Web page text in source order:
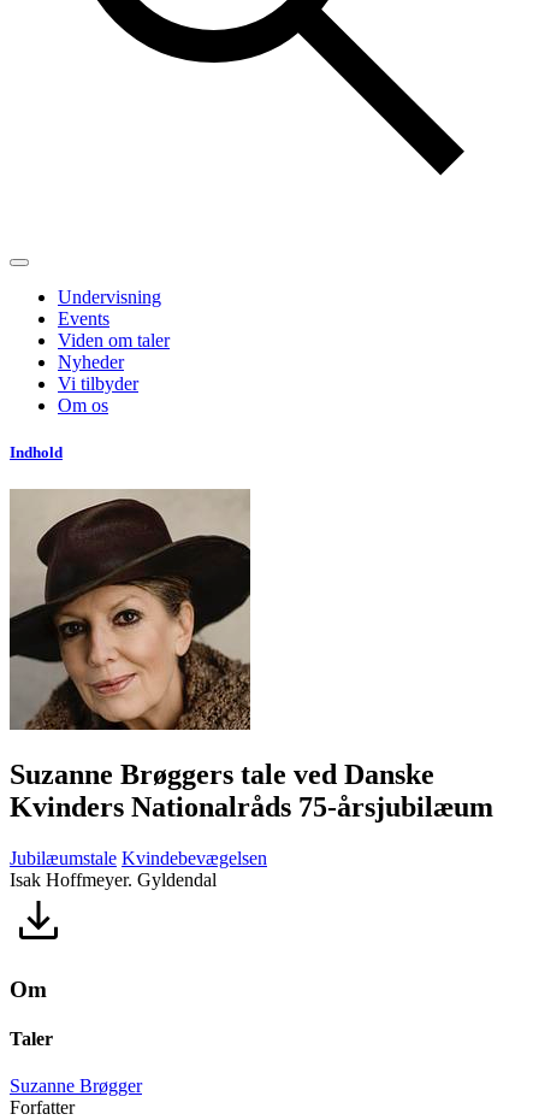
Undervisning
Events
Viden om taler
Nyheder
Vi tilbyder
Om os
Indhold
Suzanne Brøggers tale ved Danske
Kvinders Nationalråds 75-årsjubilæum
Jubilæumstale Kvindebevægelsen
Isak Hoffmeyer. Gyldendal
Om
Taler
Suzanne Brøgger
Forfatter